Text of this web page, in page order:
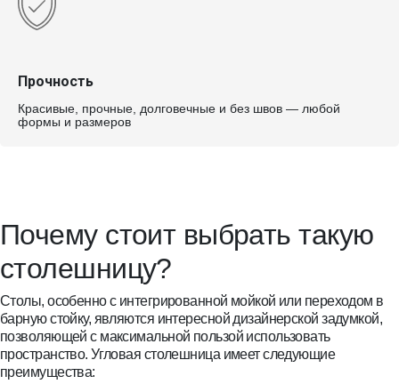
STONE
BROWN
SANDBANK
LG S027 Orange LG S05 Gray
Neomarmот 9966 руб.
Подобрать цвет
VV254 Verona
NB278 Napoli BeigeWA389 Wilshire
NW124 Nantucket
Прочность
Красивые, прочные, долговечные и без швов — любой
формы и размеров
Почему стоит выбрать такую
столешницу?
Столы, особенно с интегрированной мойкой или переходом в
барную стойку, являются интересной дизайнерской задумкой,
позволяющей с максимальной пользой использовать
пространство. Угловая столешница имеет следующие
преимущества: